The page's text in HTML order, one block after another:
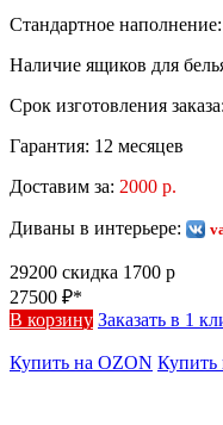
Стандартное наполнение:
Наличие ящиков для
Срок изготовления заказа:
Гарантия: 12 месяцев
Доставим за: 2000 р.
Диваны в интерьере:
29200 скидка 1700 р
27500 ₽*
В корзину Заказать в 1
Купить на OZON Купить